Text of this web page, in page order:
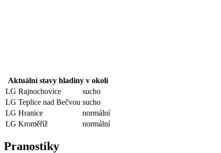
Aktuální stavy hladiny v okolí
LG Rajnochovice
sucho
LG Teplice nad Bečvou sucho
LG Hranice
normální
LG Kroměříž
normální
Pranostiky